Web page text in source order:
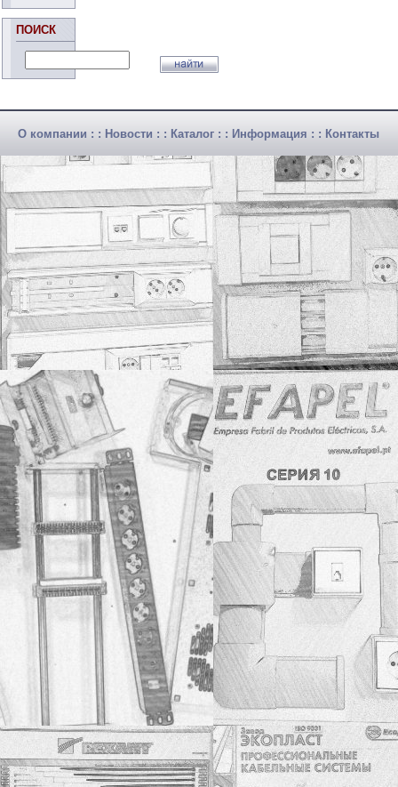
ПОИСК
О компании : : Новости : : Каталог : : Информация : : Контакты